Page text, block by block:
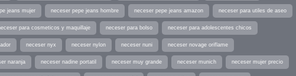
jeans mujer neceser pepe jeans hombre neceser pepe jeans amazon neceser para utiles de aseo
para cosmeticos y maquillaje neceser para bolso neceser para adolescentes chicos
neceser nyx neceser nylon neceser nuni neceser novage oriflame
naranja neceser nadine portatil neceser muy grande neceser munich neceser mujer precio